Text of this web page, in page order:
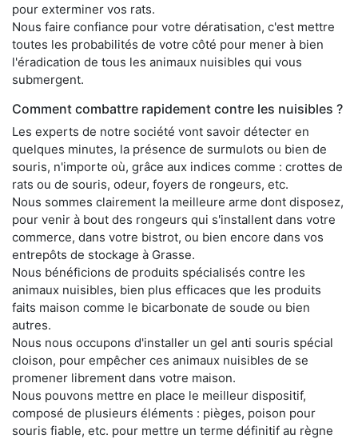
pour exterminer vos rats.
Nous faire confiance pour votre dératisation, c'est mettre
toutes les probabilités de votre côté pour mener à bien
l'éradication de tous les animaux nuisibles qui vous
submergent.
Comment combattre rapidement contre les nuisibles ?
Les experts de notre société vont savoir détecter en
quelques minutes, la présence de surmulots ou bien de
souris, n'importe où, grâce aux indices comme : crottes de
rats ou de souris, odeur, foyers de rongeurs, etc.
Nous sommes clairement la meilleure arme dont disposez,
pour venir à bout des rongeurs qui s'installent dans votre
commerce, dans votre bistrot, ou bien encore dans vos
entrepôts de stockage à Grasse.
Nous bénéficions de produits spécialisés contre les
animaux nuisibles, bien plus efficaces que les produits
faits maison comme le bicarbonate de soude ou bien
autres.
Nous nous occupons d'installer un gel anti souris spécial
cloison, pour empêcher ces animaux nuisibles de se
promener librement dans votre maison.
Nous pouvons mettre en place le meilleur dispositif,
composé de plusieurs éléments : pièges, poison pour
souris fiable, etc. pour mettre un terme définitif au règne